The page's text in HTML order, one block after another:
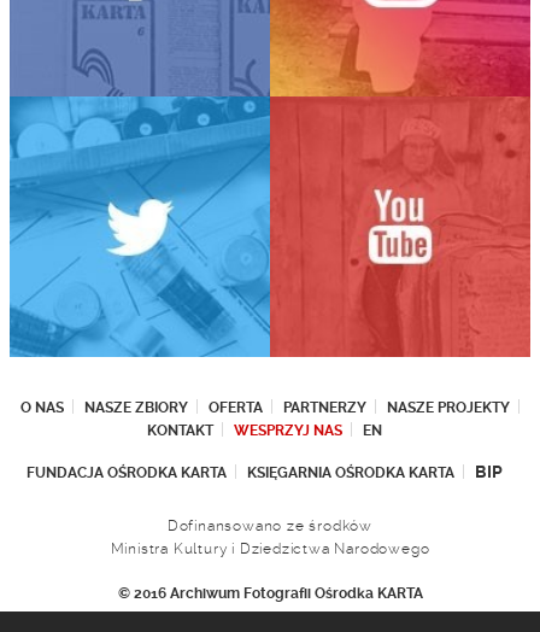
O NAS NASZE ZBIORY OFERTA PARTNERZY
NASZE PROJEKTY
KONTAKT
WESPRZYJ NAS EN
FUNDACJA OŚRODKA KARTA KSIĘGARNIA OŚRODKA KARTA BIP
Dofinansowano ze środków
Ministra Kultury i Dziedzictwa Narodowego
© 2016 Archiwum Fotografii Ośrodka KARTA